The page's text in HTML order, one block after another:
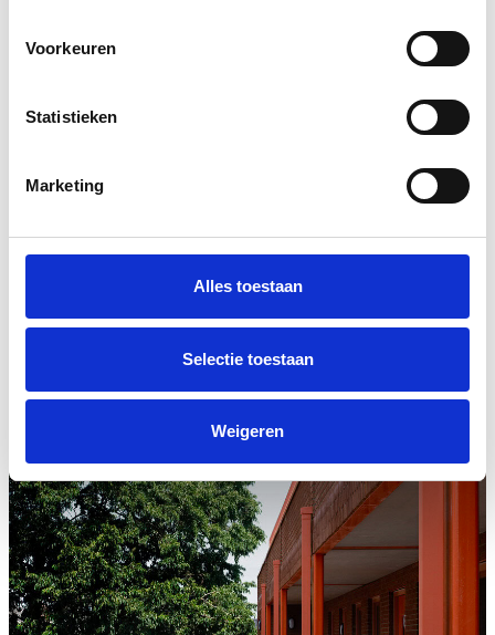
Voorkeuren
Statistieken
Marketing
Alles toestaan
Selectie toestaan
Weigeren